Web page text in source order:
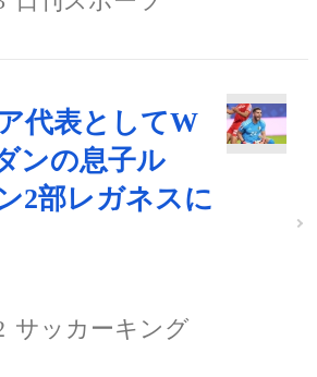
代表としてW
ンの息子ル
2部レガネスに
サッカーキング